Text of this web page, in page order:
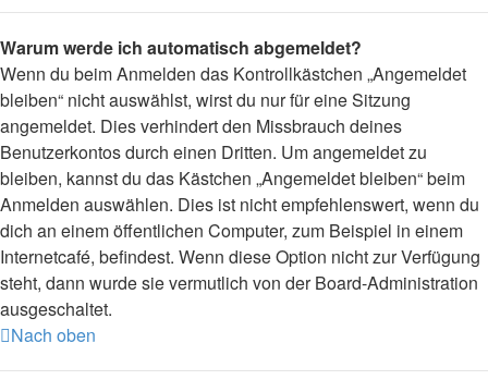
Warum werde ich automatisch abgemeldet?
Wenn du beim Anmelden das Kontrollkästchen „Angemeldet
bleiben“ nicht auswählst, wirst du nur für eine Sitzung
angemeldet. Dies verhindert den Missbrauch deines
Benutzerkontos durch einen Dritten. Um angemeldet zu
bleiben, kannst du das Kästchen „Angemeldet bleiben“ beim
Anmelden auswählen. Dies ist nicht empfehlenswert, wenn du
dich an einem öffentlichen Computer, zum Beispiel in einem
Internetcafé, befindest. Wenn diese Option nicht zur Verfügung
steht, dann wurde sie vermutlich von der Board-Administration
ausgeschaltet.
Nach oben